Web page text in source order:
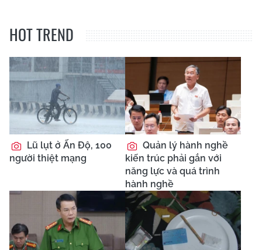
HOT TREND
Lũ lụt ở Ấn Độ, 100
người thiệt mạng
Quản lý hành nghề
kiến trúc phải gắn với
năng lực và quá trình
hành nghề